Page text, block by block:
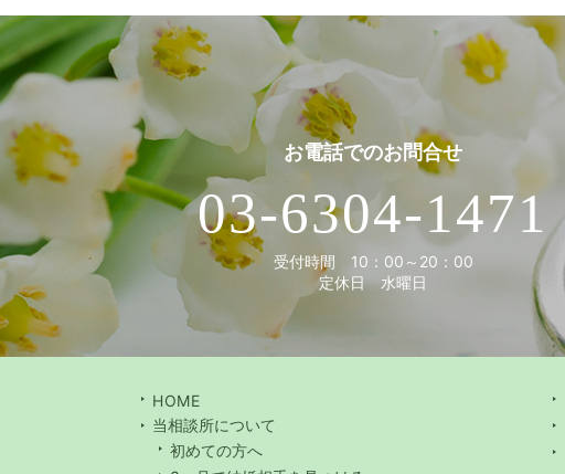
お電話でのお問合せ
03-6304-1471
受付時間 10：00～20：00
定休日 水曜日
HOME
当相談所について
初めての方へ